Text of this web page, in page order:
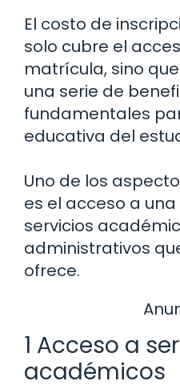
El costo de
solo cubre el
matrícula, sino
una serie de
fundamentales
educativa del
Uno de los
es el acceso a
servicios
administrativos
ofrece.
1 Acceso a
académicos